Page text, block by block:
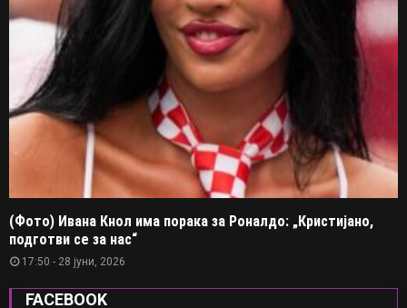
(Фото) Ивана Кнол има порака за Роналдо: „Кристијано,
подготви се за нас“
17:50 - 28 јуни, 2026
FACEBOOK